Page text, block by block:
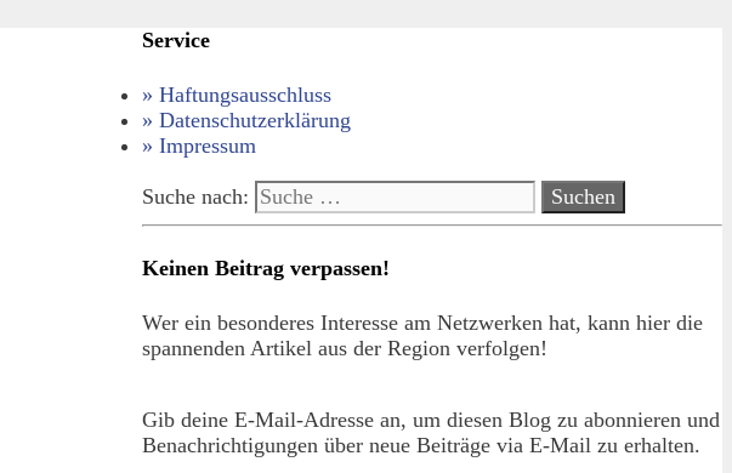
Service
» Haftungsausschluss
» Datenschutzerklärung
» Impressum
Suche nach:
Keinen Beitrag verpassen!
Wer ein besonderes Interesse am Netzwerken hat, kann hier die
spannenden Artikel aus der Region verfolgen!
Gib deine E-Mail-Adresse an, um diesen Blog zu abonnieren und
Benachrichtigungen über neue Beiträge via E-Mail zu erhalten.